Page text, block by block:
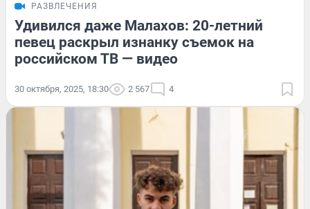
РАЗВЛЕЧЕНИЯ
Удивился даже Малахов: 20-летний
певец раскрыл изнанку съемок на
российском ТВ — видео
30 октября, 2025, 18:30 2 567 4